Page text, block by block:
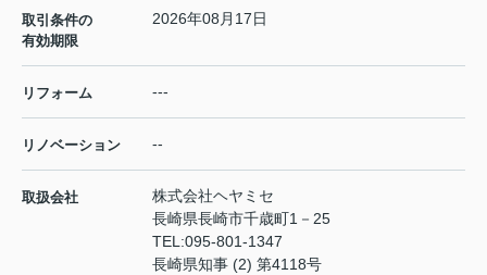
取引条件の
有効期限
2026年08月17日
リフォーム ---
リノベーション --
取扱会社
株式会社ヘヤミセ
長崎県長崎市千歳町1－25
TEL:095-801-1347
長崎県知事 (2) 第4118号